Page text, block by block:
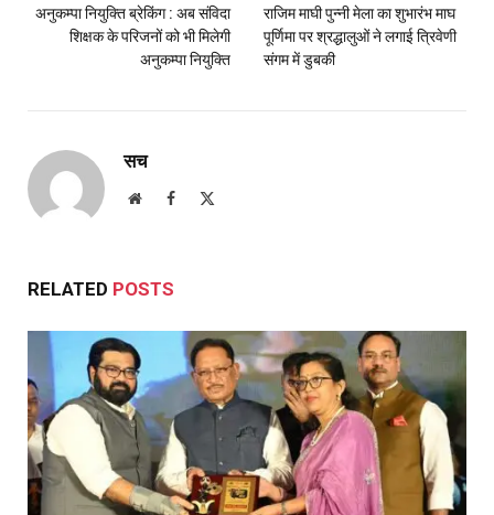
अनुकम्पा नियुक्ति ब्रेकिंग : अब संविदा
शिक्षक के परिजनों को भी मिलेगी
अनुकम्पा नियुक्ति
राजिम माघी पुन्नी मेला का शुभारंभ माघ
पूर्णिमा पर श्रद्धालुओं ने लगाई त्रिवेणी
संगम में डुबकी
सच
WebsiteFacebook
RELATED POSTS